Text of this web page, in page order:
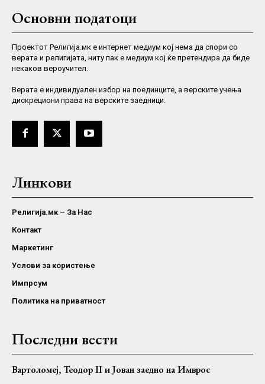
Основни податоци
Проектот Религија.мк е интернет медиум кој нема да спори со
верата и религијата, ниту пак е медиум кој ќе претендира да биде
некаков вероучител.
Верaта е индивидуален избор на поединците, а верските учења
дискрециони права на верските заедници.
Линкови
Религија.мк – За Нас
Контакт
Маркетинг
Услови за користење
Импрсум
Политика на приватност
Последни вести
Вартоломеј, Теодор II и Јован заедно на Имврос